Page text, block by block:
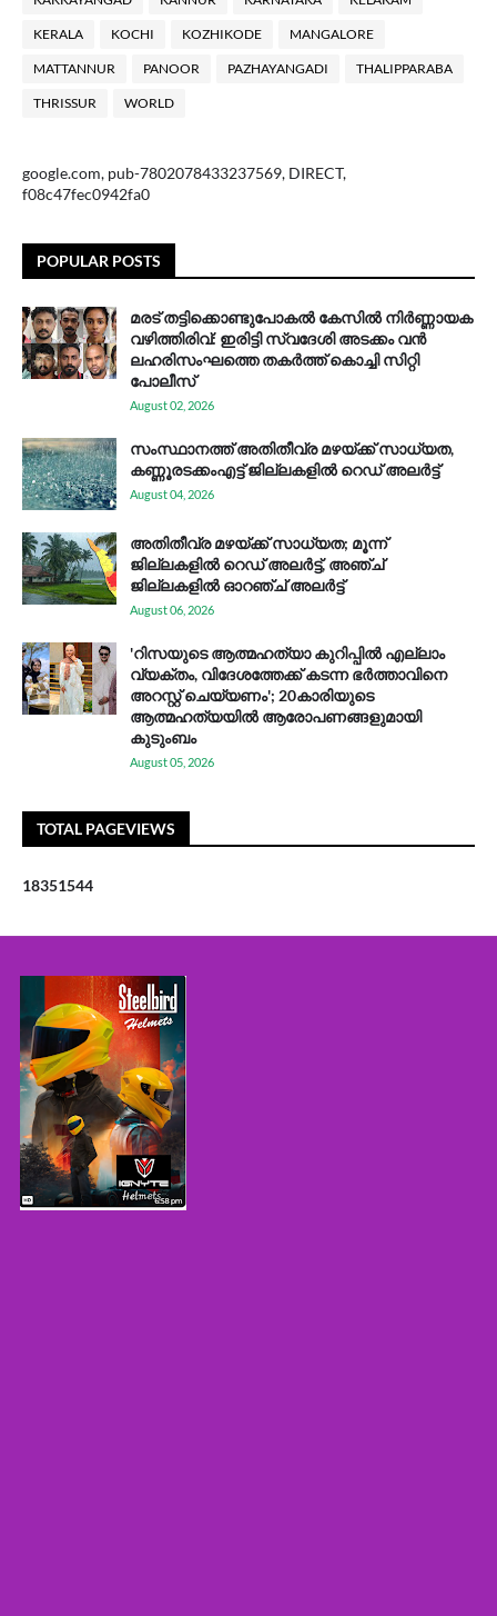
KERALA KOCHI KOZHIKODE MANGALORE
MATTANNUR PANOOR PAZHAYANGADI THALIPPARABA
THRISSUR WORLD
google.com, pub-7802078433237569, DIRECT,
f08c47fec0942fa0
POPULAR POSTS
മരട് തട്ടിക്കൊണ്ടുപോകൽ കേസിൽ നിർണ്ണായക
വഴിത്തിരിവ്: ഇരിട്ടി സ്വദേശി അടക്കം വൻ
ലഹരിസംഘത്തെ തകർത്ത് കൊച്ചി സിറ്റി
പോലീസ്
August 02, 2026
സം​സ്ഥാ​ന​ത്ത് അ​തി​തീ​വ്ര മ​ഴ​യ്ക്ക് സാ​ധ്യ​ത,
കണ്ണൂരടക്കംഎ​ട്ട് ജി​ല്ല​ക​ളി​ൽ റെ​ഡ് അ​ലർ​ട്ട്
August 04, 2026
അതിതീവ്ര മഴയ്ക്ക് സാധ്യത; മൂന്ന്
ജില്ലകളിൽ റെഡ് അലർട്ട്, അഞ്ച്
ജില്ലകളിൽ ഓറഞ്ച് അലർട്ട്
August 06, 2026
'റിസയുടെ ആത്മഹത്യാ കുറിപ്പിൽ എല്ലാം
വ്യക്തം, വിദേശത്തേക്ക് കടന്ന ഭർത്താവിനെ
അറസ്റ്റ് ചെയ്യണം'; 20കാരിയുടെ
ആത്മഹത്യയിൽ ആരോപണങ്ങളുമായി
കുടുംബം
August 05, 2026
TOTAL PAGEVIEWS
18351544